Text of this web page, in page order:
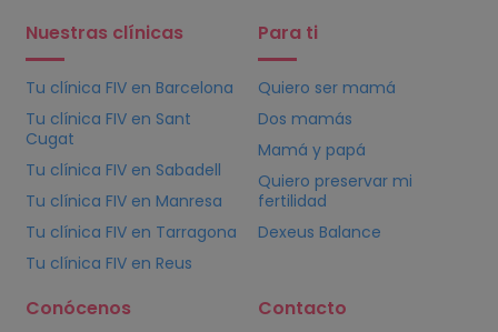
Nuestras clínicas
Tu clínica FIVen Barcelona
Tu clínica FIVen Sant
Cugat
Tu clínica FIVen Sabadell
Tu clínica FIVen Manresa
Tu clínica FIVen Tarragona
Tu clínica FIVen Reus
Para ti
Quiero ser mamá
Dos mamás
Mamá y papá
Quiero preservar mi
fertilidad
Dexeus Balance
Conócenos Contacto